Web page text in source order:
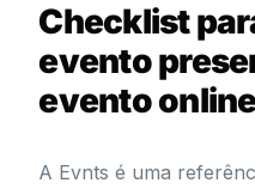
Checklist
evento
evento
A Evnts é uma